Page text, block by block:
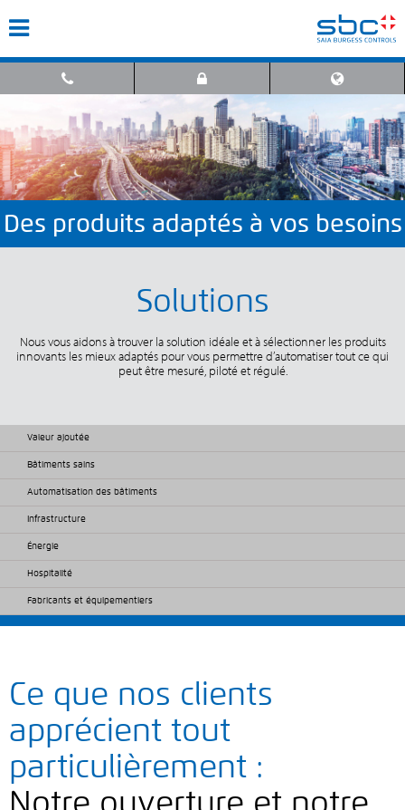
Des produits adaptés à vos besoins
Solutions
Nous vous aidons à trouver la solution idéale et à sélectionner les produits
innovants les mieux adaptés pour vous permettre d’automatiser tout ce qui
peut être mesuré, piloté et régulé.
Valeur ajoutée
Bâtiments sains
Automatisation des bâtiments
Infrastructure
Énergie
Hospitalité
Fabricants et équipementiers
Ce que nos clients
apprécient tout
particulièrement :